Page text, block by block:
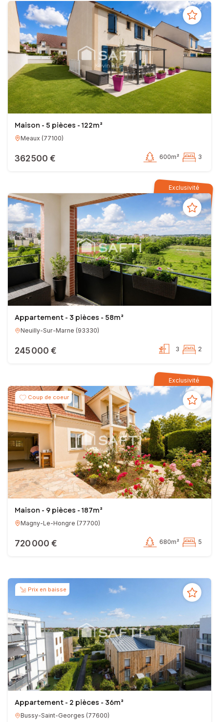
Maison - 5 pièces - 122m²
Meaux (77100)
362 500 € 600m² 3
Exclusivité
Appartement - 3 pièces - 58m²
Neuilly-Sur-Marne (93330)
245 000 € 3 2
Exclusivité
Coup de coeur
Maison - 9 pièces - 187m²
Magny-Le-Hongre (77700)
720 000 € 680m² 5
Prix en baisse
Appartement - 2 pièces - 36m²
Bussy-Saint-Georges (77600)